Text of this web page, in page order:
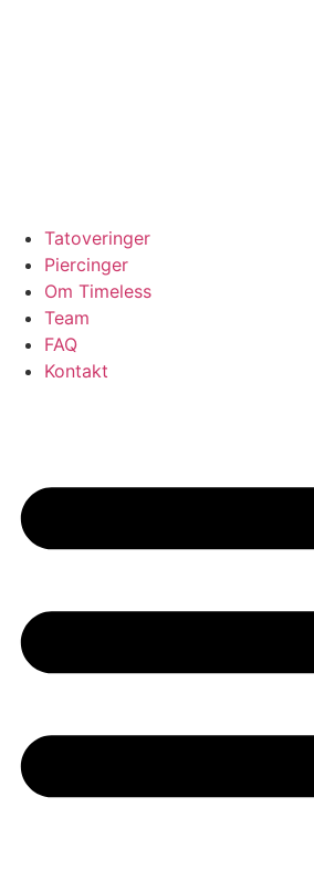
Tatoveringer
Piercinger
Om Timeless
Team
FAQ
Kontakt